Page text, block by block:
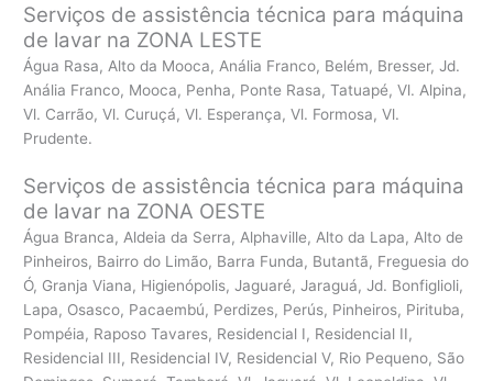
Serviços de assistência técnica para máquina
de lavar na ZONA LESTE
Água Rasa, Alto da Mooca, Anália Franco, Belém, Bresser, Jd.
Anália Franco, Mooca, Penha, Ponte Rasa, Tatuapé, Vl. Alpina,
Vl. Carrão, Vl. Curuçá, Vl. Esperança, Vl. Formosa, Vl.
Prudente.
Serviços de assistência técnica para máquina
de lavar na ZONA OESTE
Água Branca, Aldeia da Serra, Alphaville, Alto da Lapa, Alto de
Pinheiros, Bairro do Limão, Barra Funda, Butantã, Freguesia do
Ó, Granja Viana, Higienópolis, Jaguaré, Jaraguá, Jd. Bonfiglioli,
Lapa, Osasco, Pacaembú, Perdizes, Perús, Pinheiros, Pirituba,
Pompéia, Raposo Tavares, Residencial I, Residencial II,
Residencial III, Residencial IV, Residencial V, Rio Pequeno, São